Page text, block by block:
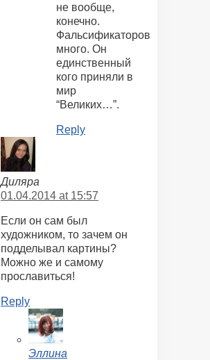
не вообще,
конечно.
Фальсификаторов
много. Он
единственный
кого приняли в
мир
“Великих…”.
Reply
Диляра
01.04.2014 at 15:57
Если он сам был
художником, то зачем он
подделывал картины?
Можно же и самому
прославиться!
Reply
Эллина